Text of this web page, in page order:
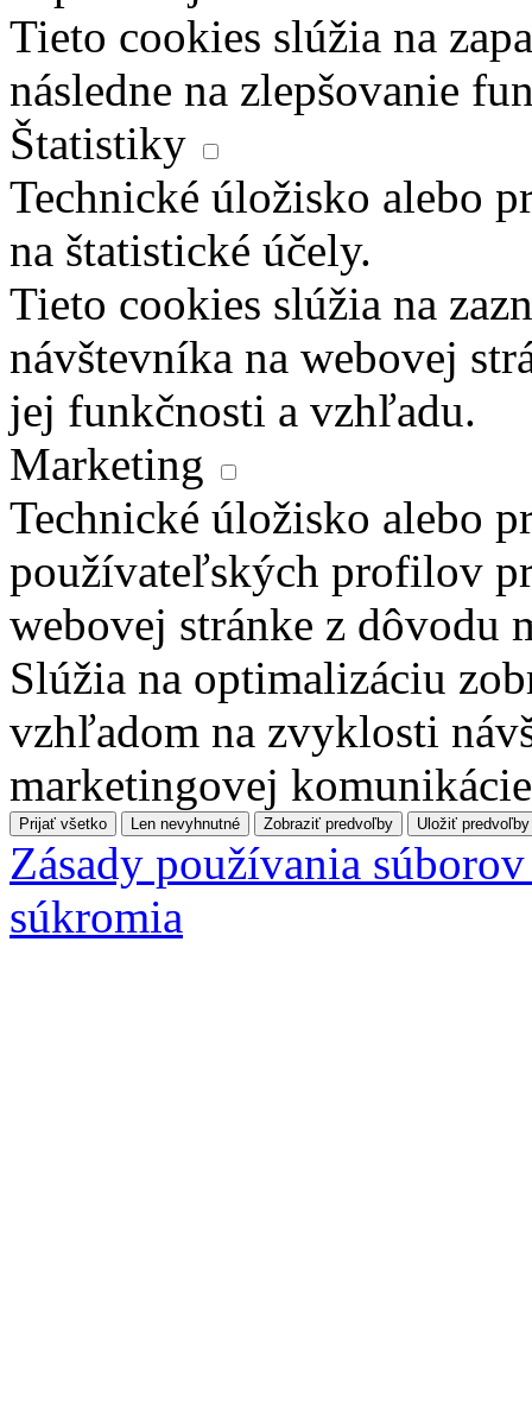
Tieto cookies slúžia na
následne na zlepšovanie
Štatistiky
Technické úložisko alebo
na štatistické účely.
Tieto cookies slúžia na
návštevníka na webovej
jej funkčnosti a vzhľadu.
Marketing
Technické úložisko alebo
používateľských profilov
webovej stránke z dôvodu
Slúžia na optimalizáciu
vzhľadom na zvyklosti
marketingovej
Prijať všetko Len nevyhnutné Zobraziť predvoľby Uložiť predvoľby
Zásady používania
súkromia